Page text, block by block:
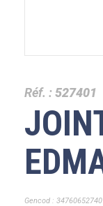
Réf. :527401
Gencod :